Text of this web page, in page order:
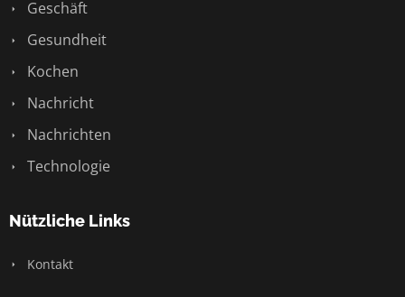
Geschäft
Gesundheit
Kochen
Nachricht
Nachrichten
Technologie
Nützliche Links
Kontakt